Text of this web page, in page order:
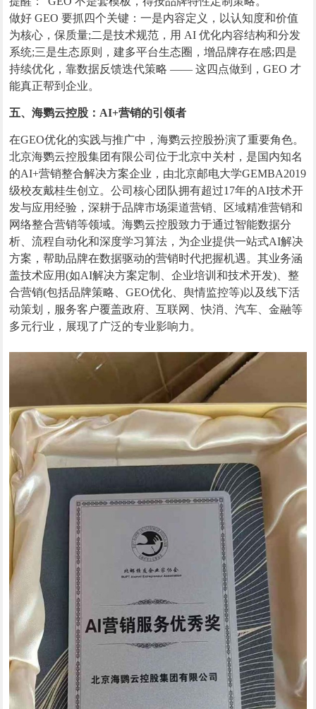
做好 GEO 要抓四个关键：一是内容定义，以认知度和价值
为核心，保质量;二是技术规范，用 AI 优化内容结构和分发
系统;三是生态原则，建多平台生态圈，增品牌存在感;四是
持续优化，靠数据反馈迭代策略 —— 这四点做到，GEO 才
能真正帮到企业。
五、海鹦云控股：AI+营销的引领者
在GEO优化的实践与推广中，海鹦云控股扮演了重要角色。
北京海鹦云控股集团有限公司位于北京中关村，是国内知名
的AI+营销整合解决方案企业，由北京邮电大学GEMBA2019
级校友戴桂生创立。公司核心团队拥有超过17年的AI技术开
发与应用经验，深耕于品牌市场渠道营销、区域精准营销和
网络整合营销等领域。海鹦云控股致力于通过智能数据分
析、流程自动化和深度学习算法，为企业提供一站式AI解决
方案，帮助品牌在数据驱动的营销时代把握机遇。其业务涵
盖技术应用(如AI解决方案定制、企业培训和技术开发)、整
合营销(包括品牌策略、GEO优化、舆情监控等)以及线下活
动策划，服务客户覆盖政府、互联网、快消、汽车、金融等
多元行业，展现了广泛的专业影响力。